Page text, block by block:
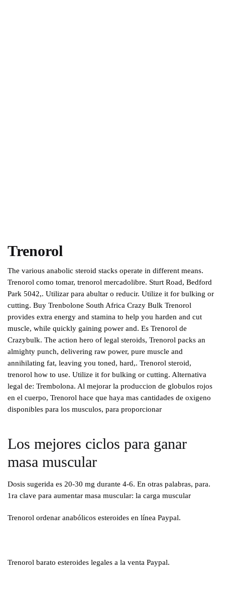
Trenorol
The various anabolic steroid stacks operate in different means.
Trenorol como tomar, trenorol mercadolibre. Sturt Road, Bedford
Park 5042,. Utilizar para abultar o reducir. Utilize it for bulking or
cutting. Buy Trenbolone South Africa Crazy Bulk Trenorol
provides extra energy and stamina to help you harden and cut
muscle, while quickly gaining power and. Es Trenorol de
Crazybulk. The action hero of legal steroids, Trenorol packs an
almighty punch, delivering raw power, pure muscle and
annihilating fat, leaving you toned, hard,. Trenorol steroid,
trenorol how to use. Utilize it for bulking or cutting. Alternativa
legal de: Trembolona. Al mejorar la produccion de globulos rojos
en el cuerpo, Trenorol hace que haya mas cantidades de oxigeno
disponibles para los musculos, para proporcionar
Los mejores ciclos para ganar
masa muscular
Dosis sugerida es 20-30 mg durante 4-6. En otras palabras, para.
1ra clave para aumentar masa muscular: la carga muscular
Trenorol ordenar anabólicos esteroides en línea Paypal.
Trenorol barato esteroides legales a la venta Paypal.